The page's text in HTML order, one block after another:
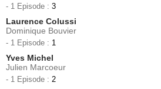
- 1 Episode : 3
Laurence Colussi
Dominique Bouvier
- 1 Episode : 1
Yves Michel
Julien Marcoeur
- 1 Episode : 2